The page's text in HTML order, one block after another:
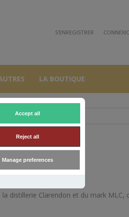
Accept all
Reject all
Manage preferences
S'ENREGISTRER
LA BOUTIQUE
la distillerie Clarendon et du mark MLC,